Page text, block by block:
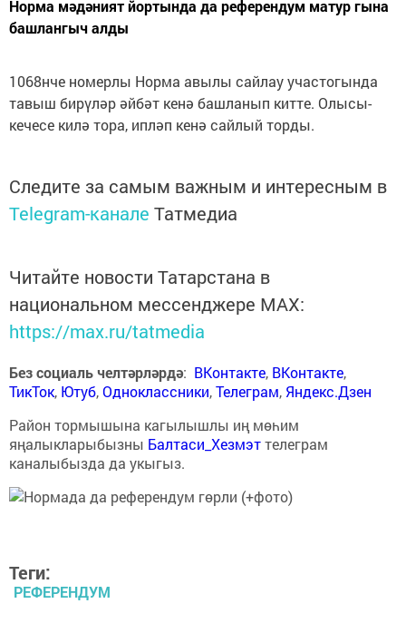
Норма мәдәният йортында да референдум матур гына
башлангыч алды
1068нче номерлы Норма авылы сайлау участогында
тавыш бирүләр әйбәт кенә башланып китте. Олысы-
кечесе килә тора, ипләп кенә сайлый торды.
Следите за самым важным и интересным в
Telegram-канале Татмедиа
Читайте новости Татарстана в
национальном мессенджере MАХ:
https://max.ru/tatmedia
Без социаль челтәрләрдә: ВКонтакте, ВКонтакте,
ТикТок, Ютуб,Одноклассники,Телеграм, Яндекс.Дзен
Район тормышына кагылышлы иң мөһим
яңалыкларыбызны Балтаси_Хезмэттелеграм
каналыбызда да укыгыз.
Теги:
РЕФЕРЕНДУМ